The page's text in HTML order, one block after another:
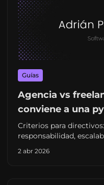
Guías
Agencia vs
conviene a una
Criterios para
responsabilidad,
tradicional.
2 abr 2026